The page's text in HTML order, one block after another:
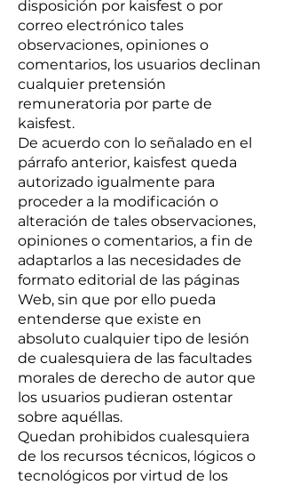
disposición por kaisfest o por
correo electrónico tales
observaciones, opiniones o
comentarios, los usuarios declinan
cualquier pretensión
remuneratoria por parte de
kaisfest.
De acuerdo con lo señalado en el
párrafo anterior, kaisfest queda
autorizado igualmente para
proceder a la modificación o
alteración de tales observaciones,
opiniones o comentarios, a fin de
adaptarlos a las necesidades de
formato editorial de las páginas
Web, sin que por ello pueda
entenderse que existe en
absoluto cualquier tipo de lesión
de cualesquiera de las facultades
morales de derecho de autor que
los usuarios pudieran ostentar
sobre aquéllas.
Quedan prohibidos cualesquiera
de los recursos técnicos, lógicos o
tecnológicos por virtud de los